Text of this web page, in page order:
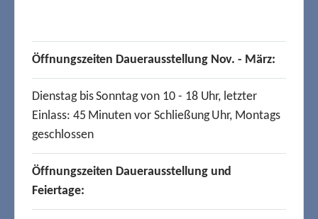
Öffnungszeiten Dauerausstellung Nov. - März:
Dienstag bis Sonntag von 10 - 18 Uhr, letzter
Einlass: 45 Minuten vor Schließung Uhr, Montags
geschlossen
Öffnungszeiten Dauerausstellung und
Feiertage: